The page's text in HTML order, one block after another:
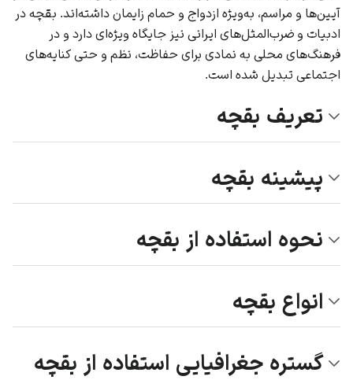
آیین‌ها و مراسم، به‌ویژه ازدواج و حمام زایمان داشته‌اند. بقچه در
ادبیات و ضرب‌المثل‌های ایرانی نیز جایگاه ویژه‌ای دارد و در
فرهنگ‌های محلی به نمادی برای حفاظت، نظم و حتی کنایه‌های
اجتماعی تبدیل شده است.
تعریف بقچه
پیشینه بقچه
نحوه استفاده از بقچه
انواع بقچه
گستره جغرافیایی استفاده از بقچه